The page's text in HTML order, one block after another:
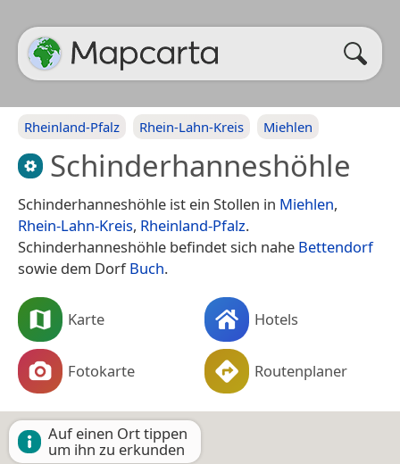
Rheinland-Pfalz Rhein-Lahn-Kreis Miehlen
Schinderhanneshöhle
Schinderhanneshöhle ist ein Stollen in Miehlen,
Rhein-Lahn-Kreis, Rheinland-Pfalz.
Schinderhanneshöhle befindet sich nahe Bettendorf
sowie dem DorfBuch.
Karte Hotels
Fotokarte Routenplaner
Auf einen Ort tippen
um ihn zu erkunden